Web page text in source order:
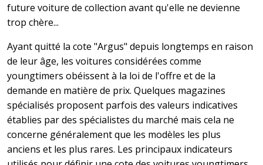
future voiture de collection avant qu'elle ne devienne
trop chère...
Ayant quitté la cote "Argus" depuis longtemps en raison
de leur âge, les voitures considérées comme
youngtimers obéissent à la loi de l'offre et de la
demande en matière de prix. Quelques magazines
spécialisés proposent parfois des valeurs indicatives
établies par des spécialistes du marché mais cela ne
concerne généralement que les modèles les plus
anciens et les plus rares. Les principaux indicateurs